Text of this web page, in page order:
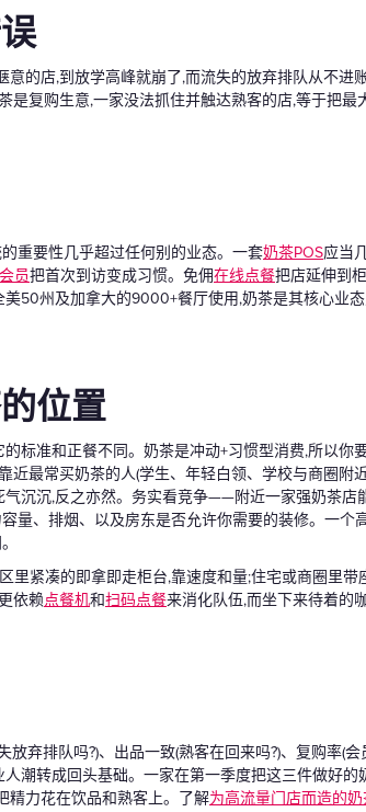
的店,到放学高峰就崩了,而流失的放弃排队从不进
是复购生意,一家没法抓住并触达熟客的店,等于把最
重要性几乎超过任何别的业态。一套奶茶POS应当
会员把首次到访变成习惯。免佣在线点餐把店延伸到
美50州及加拿大的9000+餐厅使用,奶茶是其核心业
位置
标准和正餐不同。奶茶是冲动+习惯型消费,所以你
最常买奶茶的人(学生、年轻白领、学校与商圈附
沉沉,反之亦然。务实看竞争——附近一家强奶茶店
量、排烟、以及房东是否允许你需要的装修。一个
里紧凑的即拿即走柜台,靠速度和量;住宅或商圈里
依赖点餐机和扫码点餐来消化队伍,而坐下来待着的
弃排队吗?)、出品一致(熟客在回来吗?)、复购率(
潮转成回头基础。一家在第一季度把这三件做好
力花在饮品和熟客上。了解为高流量门店而造的奶